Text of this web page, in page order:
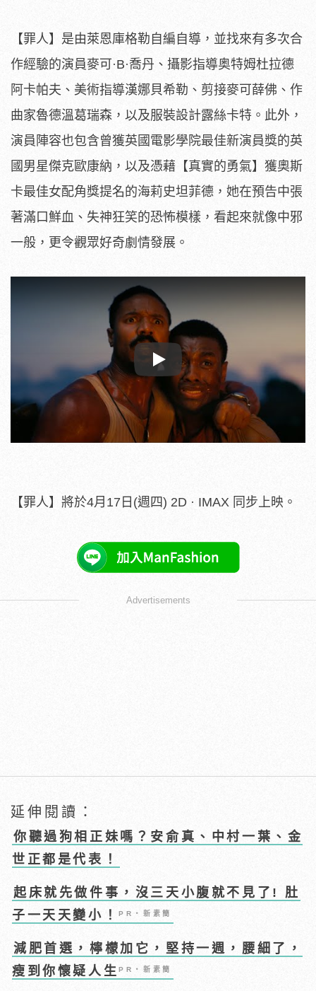
【罪人】是由萊恩庫格勒自編自導， 並找來有多次合
作經驗的演員麥可·B·喬丹、 攝影指導奥特姆杜拉德
阿卡帕夫、美術指導漢娜貝希勒、 剪接麥可薛佛、作
曲家魯德溫葛瑞森，以及服裝設計露絲卡特。 此外，
演員陣容也包含曾獲英國電影學院最佳新演員獎的英
國男星傑克歐康納，以及憑藉【真實的勇氣】 獲奧斯
卡最佳女配角獎提名的海莉史坦菲德， 她在預告中張
著滿口鮮血、失神狂笑的恐怖模樣， 看起來就像中邪
一般，更令觀眾好奇劇情發展。
Play
【罪人】將於4月17日(週四) 2D · IMAX 同步上映。
Advertisements
延伸閱讀：
你聽過狗相正妹嗎？安俞真、中村一葉、金
世正都是代表！
起床就先做件事，沒三天小腹就不見了! 肚
子一天天變小！PR・新素簡
減肥首選，檸檬加它，堅持一週，腰細了，
瘦到你懷疑人生PR・新素簡